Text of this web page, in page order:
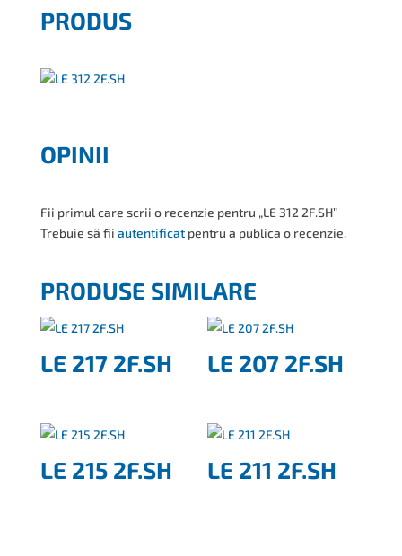
PRODUS
OPINII
Fii primul care scrii o recenzie pentru „LE 312 2F.SH”
Trebuie să fii autentificatpentru a publica o recenzie.
PRODUSE SIMILARE
LE 217 2F.SH LE 207 2F.SH
LE 215 2F.SH LE 211 2F.SH